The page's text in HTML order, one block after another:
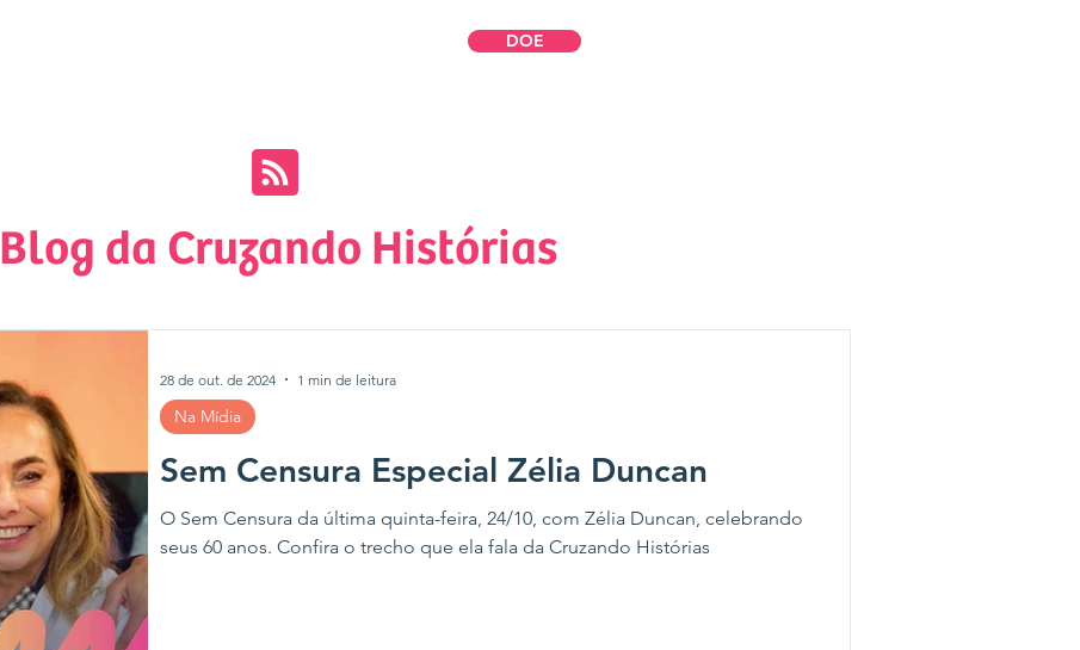
DOE
Blog da Cruzando Histórias
Sem Censura Especial Zélia Duncan
O Sem Censura da última quinta-feira, 24/10, com Zélia Duncan, celebrando
seus 60 anos. Confira o trecho que ela fala da Cruzando Histórias
Na Mídia
28 de out. de 2024 1 min de leitura